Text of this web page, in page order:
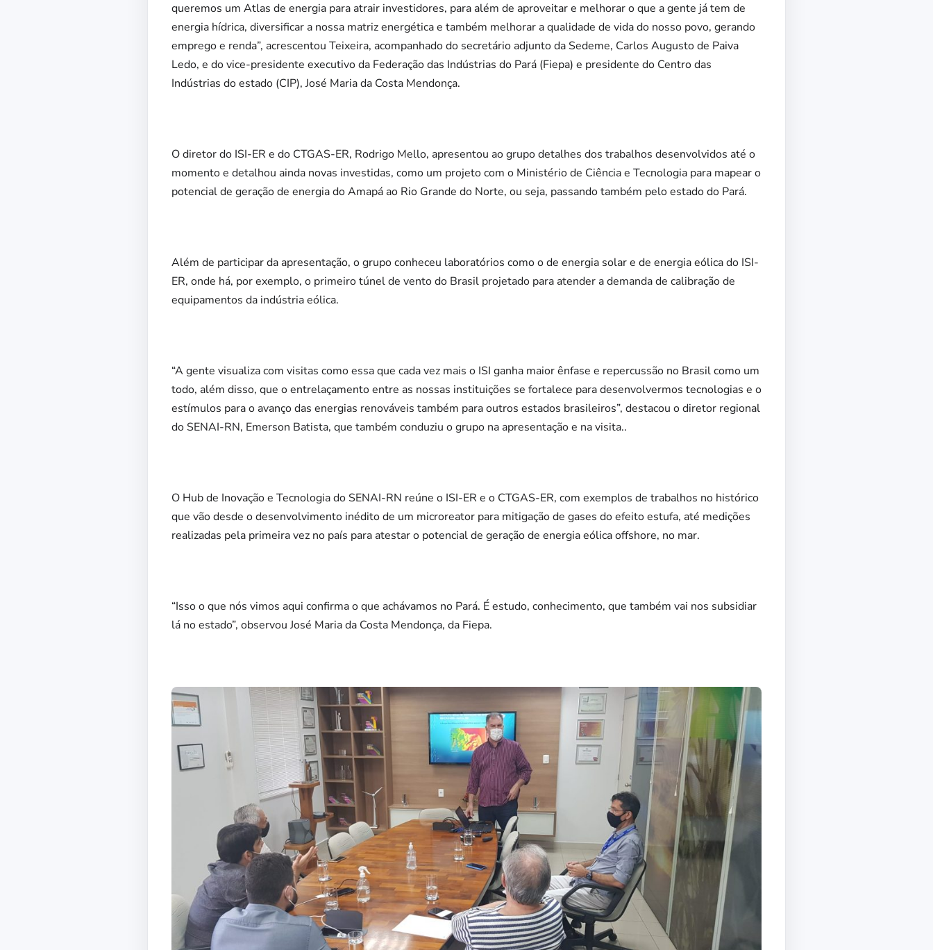
queremos um Atlas de energia para atrair investidores, para além de aproveitar e melhorar o que a gente já tem de
energia hídrica, diversificar a nossa matriz energética e também melhorar a qualidade de vida do nosso povo, gerando
emprego e renda”, acrescentou Teixeira, acompanhado do secretário adjunto da Sedeme, Carlos Augusto de Paiva
Ledo, e do vice-presidente executivo da Federação das Indústrias do Pará (Fiepa) e presidente do Centro das
Indústrias do estado (CIP), José Maria da Costa Mendonça.
O diretor do ISI-ER e do CTGAS-ER, Rodrigo Mello, apresentou ao grupo detalhes dos trabalhos desenvolvidos até o
momento e detalhou ainda novas investidas, como um projeto com o Ministério de Ciência e Tecnologia para mapear o
potencial de geração de energia do Amapá ao Rio Grande do Norte, ou seja, passando também pelo estado do Pará.
Além de participar da apresentação, o grupo conheceu laboratórios como o de energia solar e de energia eólica do ISI-
ER, onde há, por exemplo, o primeiro túnel de vento do Brasil projetado para atender a demanda de calibração de
equipamentos da indústria eólica.
“A gente visualiza com visitas como essa que cada vez mais o ISI ganha maior ênfase e repercussão no Brasil como um
todo, além disso, que o entrelaçamento entre as nossas instituições se fortalece para desenvolvermos tecnologias e o
estímulos para o avanço das energias renováveis também para outros estados brasileiros”, destacou o diretor regional
do SENAI-RN, Emerson Batista, que também conduziu o grupo na apresentação e na visita..
O Hub de Inovação e Tecnologia do SENAI-RN reúne o ISI-ER e o CTGAS-ER, com exemplos de trabalhos no histórico
que vão desde o desenvolvimento inédito de um microreator para mitigação de gases do efeito estufa, até medições
realizadas pela primeira vez no país para atestar o potencial de geração de energia eólica offshore, no mar.
“Isso o que nós vimos aqui confirma o que achávamos no Pará. É estudo, conhecimento, que também vai nos subsidiar
lá no estado”, observou José Maria da Costa Mendonça, da Fiepa.